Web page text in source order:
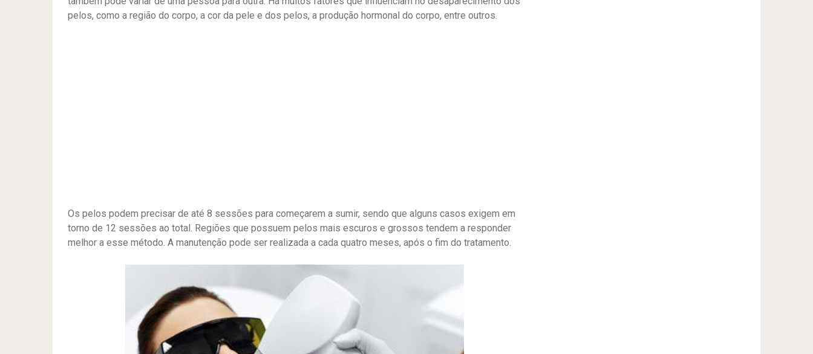
pelos, como a região do corpo, a cor da pele e dos pelos, a produção hormonal do corpo, entre outros.
Os pelos podem precisar de até 8 sessões para começarem a sumir, sendo que alguns casos exigem em
torno de 12 sessões ao total. Regiões que possuem pelos mais escuros e grossos tendem a responder
melhor a esse método. A manutenção pode ser realizada a cada quatro meses, após o fim do tratamento.